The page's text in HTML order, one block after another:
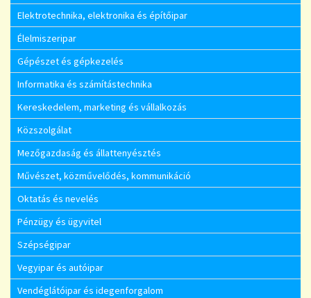
Elektrotechnika, elektronika és építőipar
Élelmiszeripar
Gépészet és gépkezelés
Informatika és számítástechnika
Kereskedelem, marketing és vállalkozás
Közszolgálat
Mezőgazdaság és állattenyésztés
Művészet, közművelődés, kommunikáció
Oktatás és nevelés
Pénzügy és ügyvitel
Szépségipar
Vegyipar és autóipar
Vendéglátóipar és idegenforgalom